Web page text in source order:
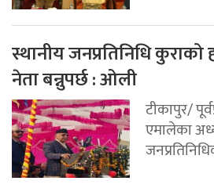
स्थानीय जनप्रतिनिधि
नेता बन्नुपर्छ : ओली
टीकापुर/
एमालेका